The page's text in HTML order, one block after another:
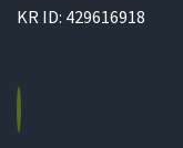
KR ID: 429616918